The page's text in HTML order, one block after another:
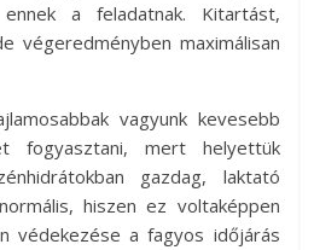
a feladatnak. Kitartást,
végeredményben maximálisan
vagyunk kevesebb
fogyasztani, mert helyettük
gazdag, laktató
hiszen ez voltaképpen
védekezése a fagyos időjárás